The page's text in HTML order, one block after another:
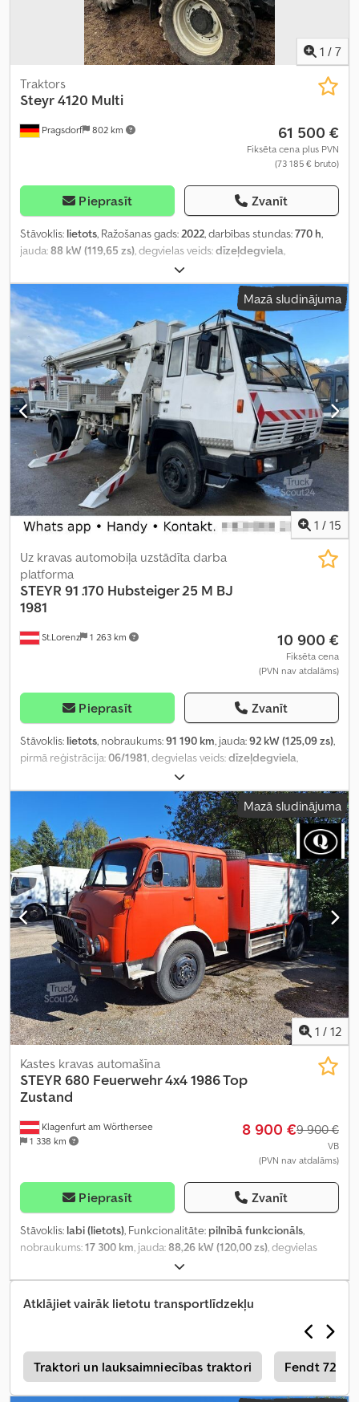
1 / 7
Pragsdorf 802 km
Traktors
Steyr4120 Multi
61 500 €
Fiksēta cena plus PVN
(73 185 € bruto)
Pieprasīt Zvanīt
Stāvoklis: lietots, Ražošanas gads:2022, darbības stundas:770 h,
jauda:88 kW (119,65 zs), degvielas veids:dīzeļdegviela,
borta dators, gaisa kondicionēšana, kabīne,
priekšējais iekrāvējs, saspiestā gaisa bremze,
Mazā sludinājuma
1 / 15
St.Lorenz 1 263 km
Uz kravas automobiļa uzstādīta darba
platforma
STEYR 91 .170 Hubsteiger 25 M BJ
1981
10 900 €
Fiksēta cena
(PVN nav atdalāms)
Pieprasīt Zvanīt
Stāvoklis: lietots, nobraukums:91 190 km, jauda:92 kW (125,09 zs),
pirmā reģistrācija:06/1981 , degvielas veids:dīzeļdegviela
, asu konfigurācija:
pārnesuma veids:mehānisks,
Mazā sludinājuma
1 / 12
Klagenfurt am Wörthersee
1 338 km
Kastes kravas automašīna
STEYR 680 Feuerwehr 4x4 1986 Top
Zustand
8 900 €9 900 €
VB
(PVN nav atdalāms)
Pieprasīt Zvanīt
Stāvoklis: labi (lietots), Funkcionalitāte: pilnībā funkcionāls,
nobraukums:17 300 km, jauda:88,26 kW (120,00 zs), degvielas
, tukšais svars:
kg, asu konfigurācija:4x4, degviela:dīzeļdegviela, Ražošanas
gads:1986 , Aprīkojums: pilnpiedziņa
Atklājiet vairāk lietotu transportlīdzekļu
Traktori un lauksaimniecības traktori Fendt 724